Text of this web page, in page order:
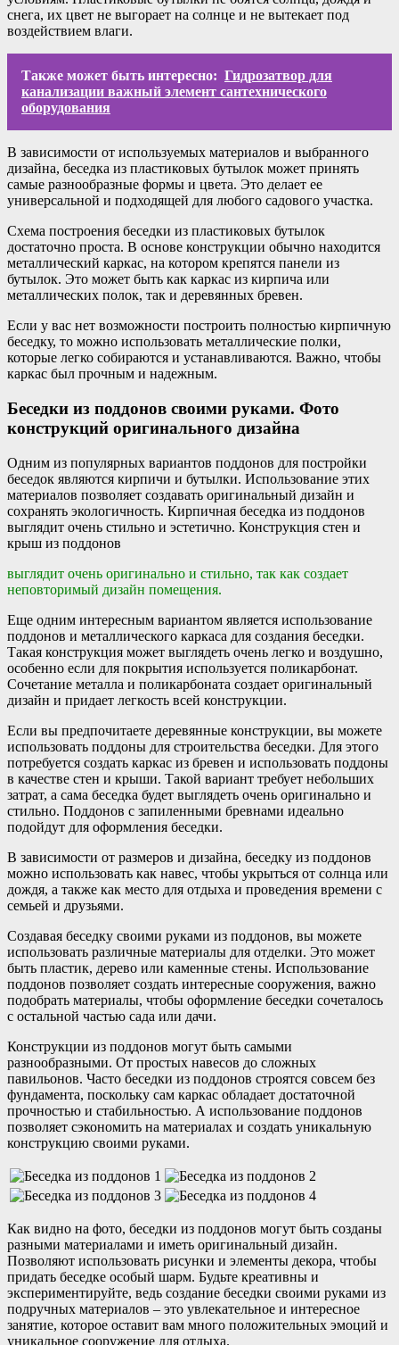
снега, их цвет не выгорает на солнце и не вытекает под
воздействием влаги.
Также может быть интересно: Гидрозатвор для
канализации важный элемент сантехнического
оборудования
В зависимости от используемых материалов и выбранного
дизайна, беседка из пластиковых бутылок может принять
самые разнообразные формы и цвета. Это делает ее
универсальной и подходящей для любого садового участка.
Схема построения беседки из пластиковых бутылок
достаточно проста. В основе конструкции обычно находится
металлический каркас, на котором крепятся панели из
бутылок. Это может быть как каркас из кирпича или
металлических полок, так и деревянных бревен.
Если у вас нет возможности построить полностью кирпичную
беседку, то можно использовать металлические полки,
которые легко собираются и устанавливаются. Важно, чтобы
каркас был прочным и надежным.
Беседки из поддонов своими руками. Фото
конструкций оригинального дизайна
Одним из популярных вариантов поддонов для постройки
беседок являются кирпичи и бутылки. Использование этих
материалов позволяет создавать оригинальный дизайн и
сохранять экологичность. Кирпичная беседка из поддонов
выглядит очень стильно и эстетично. Конструкция стен и
крыш из поддонов
выглядит очень оригинально и стильно, так как создает
неповторимый дизайн помещения.
Еще одним интересным вариантом является использование
поддонов и металлического каркаса для создания беседки.
Такая конструкция может выглядеть очень легко и воздушно,
особенно если для покрытия используется поликарбонат.
Сочетание металла и поликарбоната создает оригинальный
дизайн и придает легкость всей конструкции.
Если вы предпочитаете деревянные конструкции, вы можете
использовать поддоны для строительства беседки. Для этого
потребуется создать каркас из бревен и использовать поддоны
в качестве стен и крыши. Такой вариант требует небольших
затрат, а сама беседка будет выглядеть очень оригинально и
стильно. Поддонов с запиленными бревнами идеально
подойдут для оформления беседки.
В зависимости от размеров и дизайна, беседку из поддонов
можно использовать как навес, чтобы укрыться от солнца или
дождя, а также как место для отдыха и проведения времени с
семьей и друзьями.
Создавая беседку своими руками из поддонов, вы можете
использовать различные материалы для отделки. Это может
быть пластик, дерево или каменные стены. Использование
поддонов позволяет создать интересные сооружения, важно
подобрать материалы, чтобы оформление беседки сочеталось
с остальной частью сада или дачи.
Конструкции из поддонов могут быть самыми
разнообразными. От простых навесов до сложных
павильонов. Часто беседки из поддонов строятся совсем без
фундамента, поскольку сам каркас обладает достаточной
прочностью и стабильностью. А использование поддонов
позволяет сэкономить на материалах и создать уникальную
конструкцию своими руками.
Как видно на фото, беседки из поддонов могут быть созданы
разными материалами и иметь оригинальный дизайн.
Позволяют использовать рисунки и элементы декора, чтобы
придать беседке особый шарм. Будьте креативны и
экспериментируйте, ведь создание беседки своими руками из
подручных материалов – это увлекательное и интересное
занятие, которое оставит вам много положительных эмоций и
уникальное сооружение для отдыха.